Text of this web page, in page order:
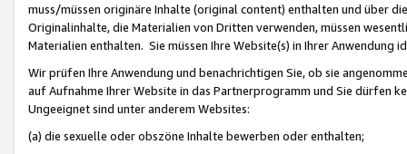
muss/müssen originäre Inhalte (original content) enthalten und über
Originalinhalte, die Materialien von Dritten verwenden, müssen
Materialien enthalten. Sie müssen Ihre Website(s) in Ihrer Anwendung
Wir prüfen Ihre Anwendung und benachrichtigen Sie, ob sie
auf Aufnahme Ihrer Website in das Partnerprogramm und Sie dürfen
Ungeeignet sind unter anderem Websites:
(a) die sexuelle oder obszöne Inhalte bewerben oder enthalten;